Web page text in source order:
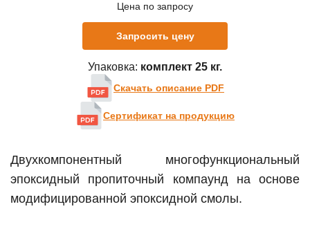
Цена по запросу
Запросить цену
Упаковка: комплект 25 кг.
Скачать описание PDF
Сертификат на продукцию
Двухкомпонентный многофункциональный
эпоксидный пропиточный компаунд на основе
модифицированной эпоксидной смолы.